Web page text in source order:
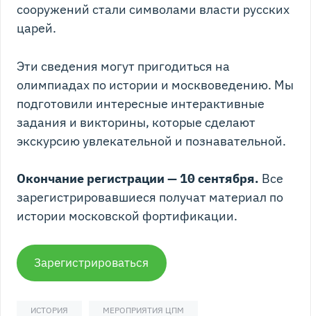
сооружений стали символами власти русских
царей.
Эти сведения могут пригодиться на
олимпиадах по истории и москвоведению. Мы
подготовили интересные интерактивные
задания и викторины, которые сделают
экскурсию увлекательной и познавательной.
Окончание регистрации — 10 сентября. Все
зарегистрировавшиеся получат материал по
истории московской фортификации.
Зарегистрироваться
ИСТОРИЯ МЕРОПРИЯТИЯ ЦПМ